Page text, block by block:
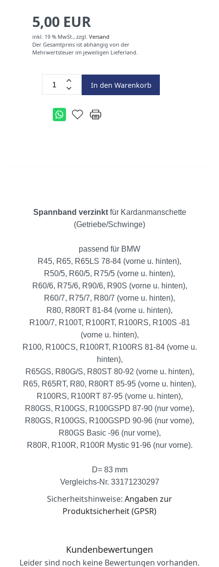
5,00 EUR
inkl. 19 % MwSt., zzgl. Versand
Der Gesamtpreis ist abhängig von der
Mehrwertsteuer im jeweiligen Lieferland.
In den Warenkorb
Spannband verzinkt für Kardanmanschette
(Getriebe/Schwinge)
passend für BMW
R45, R65, R65LS 78-84 (vorne u. hinten),
R50/5, R60/5, R75/5 (vorne u. hinten),
R60/6, R75/6, R90/6, R90S (vorne u. hinten),
R60/7, R75/7, R80/7 (vorne u. hinten),
R80, R80RT 81-84 (vorne u. hinten),
R100/7, R100T, R100RT, R100RS, R100S -81
(vorne u. hinten),
R100, R100CS, R100RT, R100RS 81-84 (vorne u.
hinten),
R65GS, R80G/S, R80ST 80-92 (vorne u. hinten),
R65, R65RT, R80, R80RT 85-95 (vorne u. hinten),
R100RS, R100RT 87-95 (vorne u. hinten),
R80GS, R100GS, R100GSPD 87-90 (nur vorne),
R80GS, R100GS, R100GSPD 90-96 (nur vorne),
R80GS Basic -96 (nur vorne),
R80R, R100R, R100R Mystic 91-96 (nur vorne).
D= 83 mm
Vergleichs-Nr. 33171230297
Sicherheitshinweise: Angaben zur
Produktsicherheit (GPSR)
Kundenbewertungen
Leider sind noch keine Bewertungen vorhanden.